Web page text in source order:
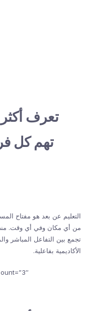
تعرف أكثر
تهم كل
التعليم عن بعد هو مفتاح
من أي مكان وفي أي وقت. منصة
تجمع بين التفاعل المباشر
الأكاديمية بفاعلية.